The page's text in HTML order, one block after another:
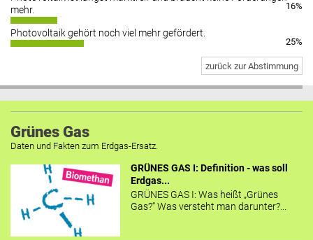
mehr.
16%
Photovoltaik gehört noch viel mehr gefördert.
25%
zurück zur Abstimmung
Grünes Gas
Daten und Fakten zum Erdgas-Ersatz.
GRÜNES GAS I: Definition - was soll
Erdgas...
GRÜNES GAS I: Was heißt „Grünes
Gas?“ Was versteht man darunter?...